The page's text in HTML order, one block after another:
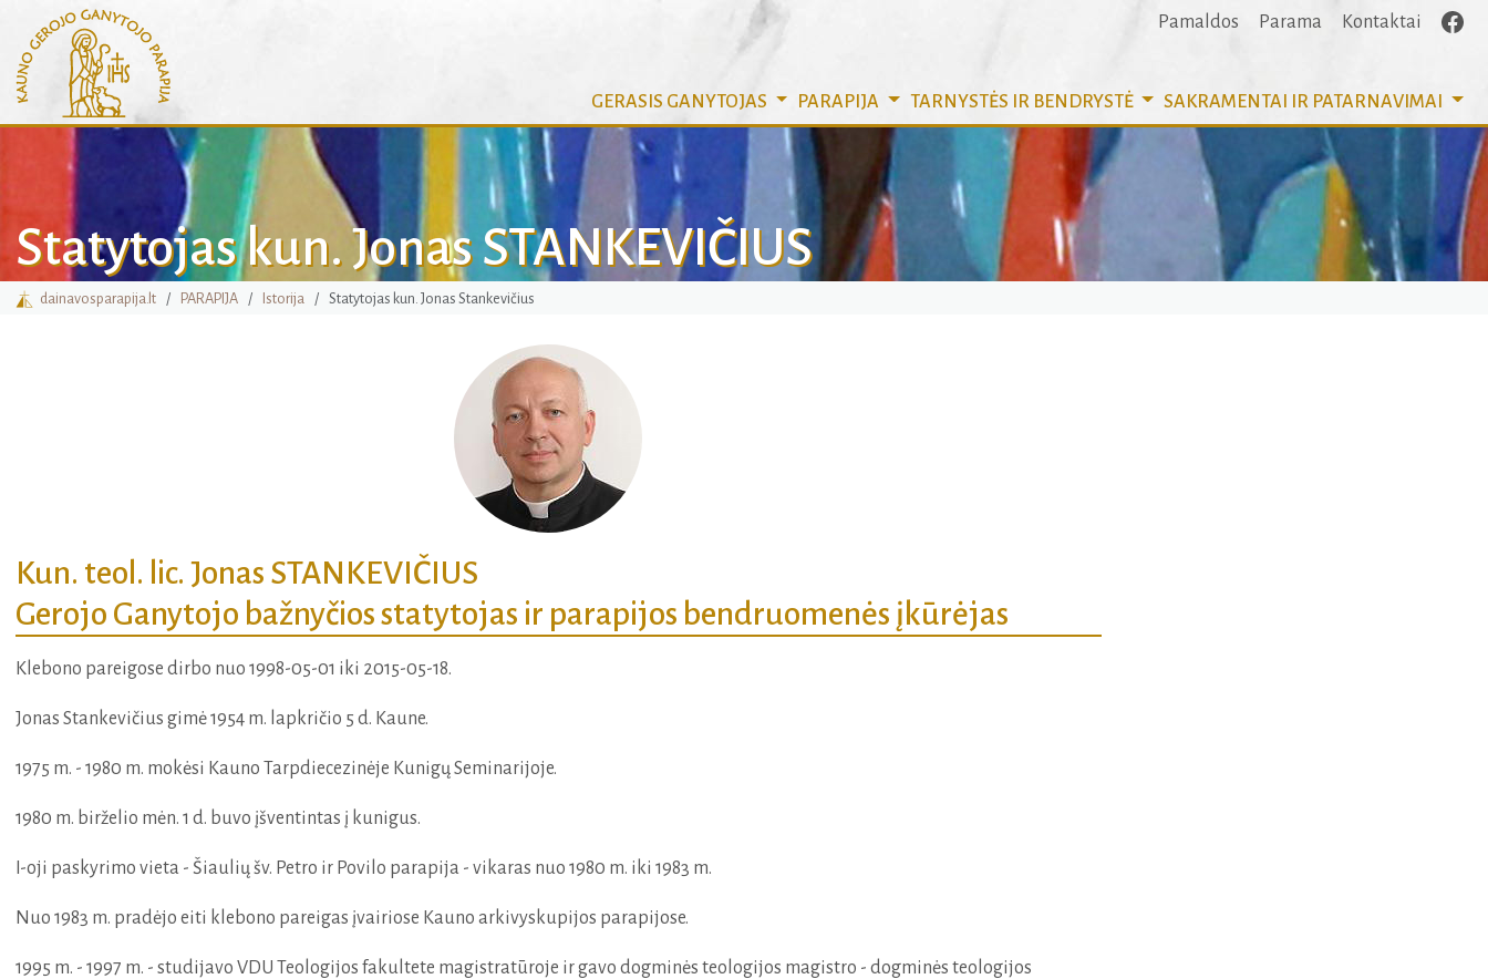
GERASIS GANYTOJAS PARAPIJA TARNYSTĖS IR BENDRYSTĖ SAKRAMENTAI IR PATARNAVIMAI
Pamaldos Parama Kontaktai
Statytojas kun. Jonas STANKEVIČIUS
dainavosparapija.lt PARAPIJA Istorija Statytojas kun. Jonas Stankevičius
Kun. teol. lic. Jonas STANKEVIČIUS
Gerojo Ganytojo bažnyčios statytojas ir parapijos bendruomenės įkūrėjas
Klebono pareigose dirbo nuo 1998-05-01 iki 2015-05-18.
Jonas Stankevičius gimė 1954 m. lapkričio 5 d. Kaune.
1975 m. - 1980 m. mokėsi Kauno Tarpdiecezinėje Kunigų Seminarijoje.
1980 m. birželio mėn. 1 d. buvo įšventintas į kunigus.
I-oji paskyrimo vieta - Šiaulių šv. Petro ir Povilo parapija - vikaras nuo 1980 m. iki 1983 m.
Nuo 1983 m. pradėjo eiti klebono pareigas įvairiose Kauno arkivyskupijos parapijose.
1995 m. - 1997 m. - studijavo VDU Teologijos fakultete magistratūroje ir gavo dogminės teologijos magistro - dogminės teologijos